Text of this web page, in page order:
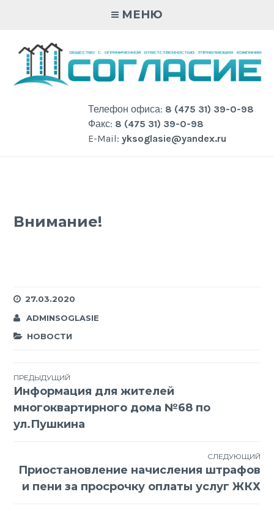
МЕНЮ
Телефон офиса: 8 (475 31) 39-0-98
Факс: 8 (475 31) 39-0-98
E-Mail: yksoglasie@yandex.ru
Внимание!
27.03.2020
ADMINSOGLASIE
НОВОСТИ
Навигация
по
записям
ПРЕДЫДУЩИЙ
Информация для жителей
многоквартирного дома №68 по
ул.Пушкина
СЛЕДУЮЩИЙ
Приостановление начисления штрафов
и пени за просрочку оплаты услуг ЖКХ